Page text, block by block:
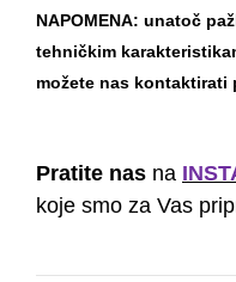
NAPOMENA: unatoč
tehničkim
možete nas kontaktirati
Pratite nas na
koje smo za Vas